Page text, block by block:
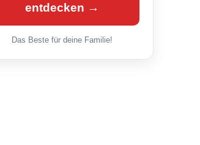
entdecken →
Das Beste für deine Familie!